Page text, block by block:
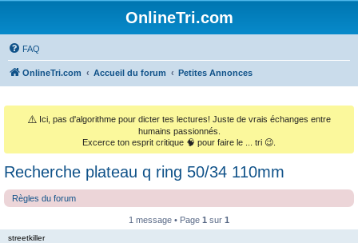
OnlineTri.com
FAQ
OnlineTri.com Accueil du forum Petites Annonces
⚠️ Ici, pas d'algorithme pour dicter tes lectures! Juste de vrais échanges entre
humains passionnés.
Excerce ton esprit critique 🧠 pour faire le ... tri 😉.
Recherche plateau q ring 50/34 110mm
Règles du forum
1 message • Page 1 sur 1
streetkiller